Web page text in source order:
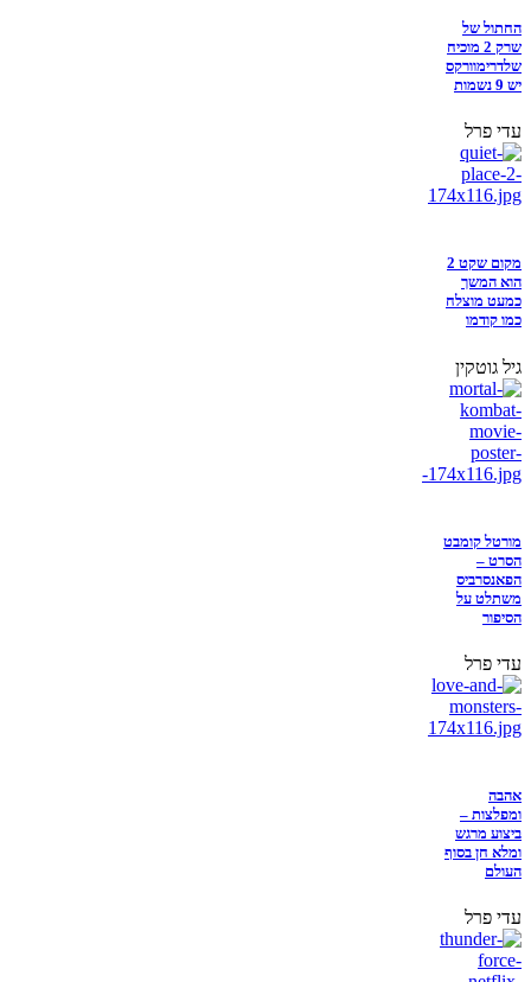
החתול של
שרק 2 מוכיח
שלדרימוורקס
יש 9 נשמות
עדי פרל
מקום שקט 2
הוא המשך
כמעט מוצלח
כמו קודמו
גיל גוטקין
מורטל קומבט
הסרט –
הפאנסרביס
משתלט על
הסיפור
עדי פרל
אהבה
ומפלצות –
ביצוע מרגש
ומלא חן בסוף
העולם
עדי פרל